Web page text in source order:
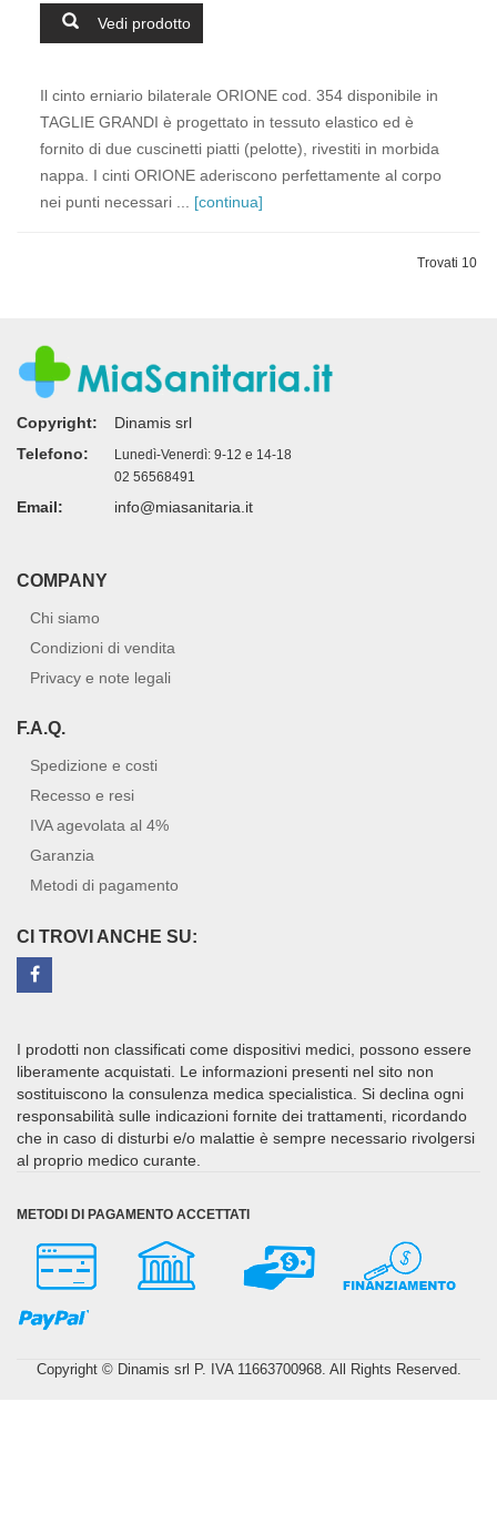
Vedi prodotto
Il cinto erniario bilaterale ORIONE cod. 354 disponibile in
TAGLIE GRANDI è progettato in tessuto elastico ed è
fornito di due cuscinetti piatti (pelotte), rivestiti in morbida
nappa. I cinti ORIONE aderiscono perfettamente al corpo
nei punti necessari ... [continua]
Trovati 10
Copyright:
Dinamis srl
Telefono:
Lunedì-Venerdì: 9-12 e 14-18
02 56568491
Email: info@miasanitaria.it
COMPANY
Chi siamo
Condizioni di vendita
Privacy e note legali
F.A.Q.
Spedizione e costi
Recesso e resi
IVA agevolata al 4%
Garanzia
Metodi di pagamento
CI TROVI ANCHE SU:
I prodotti non classificati come dispositivi medici, possono essere
liberamente acquistati. Le informazioni presenti nel sito non
sostituiscono la consulenza medica specialistica. Si declina ogni
responsabilità sulle indicazioni fornite dei trattamenti, ricordando
che in caso di disturbi e/o malattie è sempre necessario rivolgersi
al proprio medico curante.
METODI DI PAGAMENTO ACCETTATI
Copyright © Dinamis srl P. IVA 11663700968. All Rights Reserved.